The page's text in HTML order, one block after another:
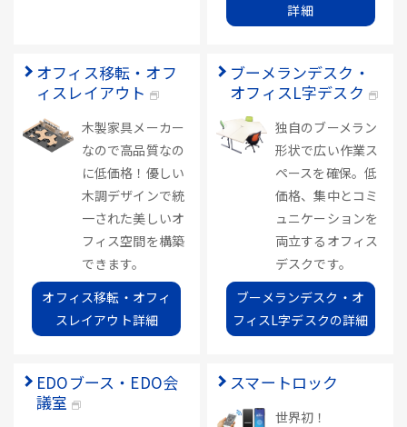
詳細
オフィス移転・オフ
ィスレイアウト
木製家具メーカー
なので高品質なの
に低価格！優しい
木調デザインで統
一された美しいオ
フィス空間を構築
できます。
オフィス移転・オフィ
スレイアウト詳細
ブーメランデスク・
オフィスL字デスク
独自のブーメラン
形状で広い作業ス
ペースを確保。低
価格、集中とコミ
ュニケーションを
両立するオフィス
デスクです。
ブーメランデスク・オ
フィスL字デスクの詳細
EDOブース・EDO会
議室
スマートロック
世界初！